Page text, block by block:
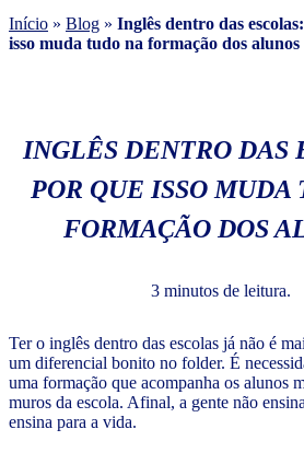
Início » Blog » Inglês dentro das
isso muda tudo na formação dos alunos
INGLÊS DENTRO DAS
POR QUE ISSO MUDA
FORMAÇÃO DOS
3 minutos de leitura.
Ter o inglês dentro das escolas já não é
um diferencial bonito no folder. É
uma formação que acompanha os alunos
muros da escola. Afinal, a gente não
ensina para a vida.